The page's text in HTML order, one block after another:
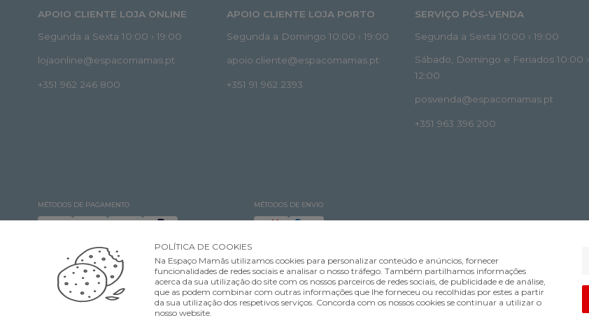
APOIO CLIENTE LOJA ONLINE
Segunda a Sexta 10:00 › 19:00
lojaonline@espacomamas.pt
+351 962 246 800
APOIO CLIENTE LOJA PORTO
Segunda a Domingo 10:00 › 19:00
apoio.cliente@espacomamas.pt
+351 91 962 2393
SERVIÇO PÓS-VENDA
Segunda a Sexta 10:00 › 19:00
Sábado, Domingo e Feriados 10:00 ›
12:00
posvenda@espacomamas.pt
+351 963 396 200
MÉTODOS DE PAGAMENTO MÉTODOS DE ENVIO
©Espaço Mamãs. Todos os direitos reservados Designed & developed byBsolus.pt
POLÍTICA DE COOKIES
Na Espaço Mamãs utilizamos cookies para personalizar conteúdo e anúncios, fornecer
funcionalidades de redes sociais e analisar o nosso tráfego. Também partilhamos informações
acerca da sua utilização do site com os nossos parceiros de redes sociais, de publicidade e de análise,
que as podem combinar com outras informações que lhe forneceu ou recolhidas por estes a partir
da sua utilização dos respetivos serviços. Concorda com os nossos cookies se continuar a utilizar o
nosso website.